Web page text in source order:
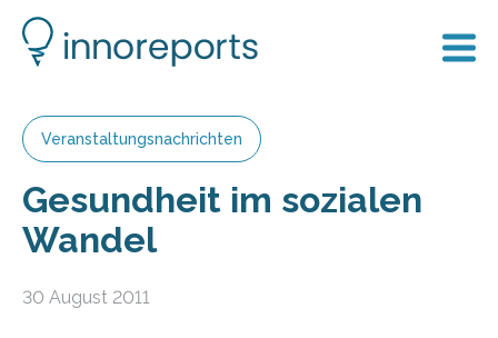
Veranstaltungsnachrichten
Gesundheit im sozialen
Wandel
30 August 2011